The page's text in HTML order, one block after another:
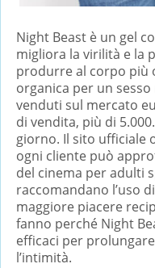
Night Beast è un gel
migliora la virilità e la
produrre al corpo più
organica per un
venduti sul mercato
di vendita, più di
giorno. Il sito ufficiale
ogni cliente può
del cinema per adulti
raccomandano l’uso
maggiore piacere
fanno perché Night
efficaci per
l’intimità.